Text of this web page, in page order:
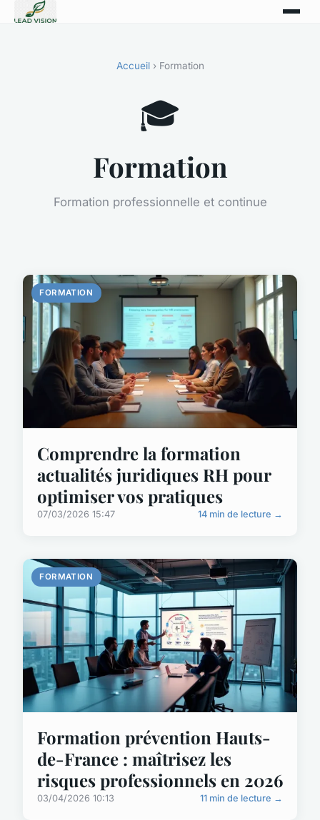
Accueil› Formation
🎓
Formation
Formation professionnelle et continue
FORMATION
Comprendre la formation
actualités juridiques RH pour
optimiser vos pratiques
07/03/2026 15:47 14 min de lecture →
FORMATION
Formation prévention Hauts-
de-France : maîtrisez les
risques professionnels en 2026
03/04/2026 10:13 11 min de lecture →